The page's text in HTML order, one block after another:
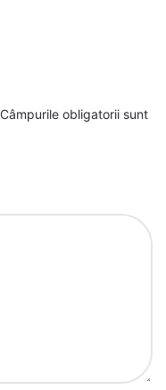
Câmpurile obligatorii sunt